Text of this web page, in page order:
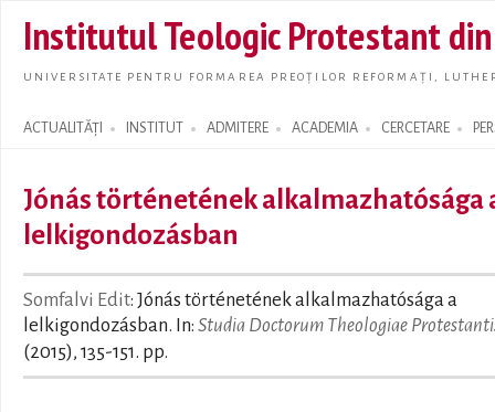
main
Institutul Teologic Protestant
UNIVERSITATE PENTRU FORMAREA PREOȚILOR REFORMAȚI,
ACTUALITĂȚI INSTITUT ADMITERE ACADEMIA CERCETARE
Search form
Jónás történetének alkalmazhatósága
lelkigondozásban
Somfalvi Edit: Jónás történetének alkalmazhatósága a
lelkigondozásban. In: Studia Doctorum Theologiae
(2015), 135-151. pp.